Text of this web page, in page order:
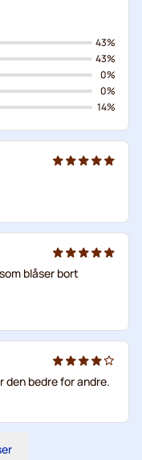
43%
43%
0%
0%
14%
blåser bort
den bedre for andre.